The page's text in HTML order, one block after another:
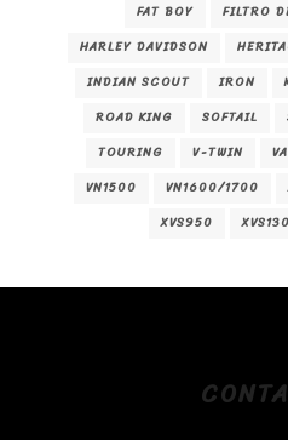
FAT BOY
FILTRO
HARLEY DAVIDSON
INDIAN SCOUT
IRON
ROAD KING
SOFTAIL
TOURING
V-TWIN
VN1500
VN1600/1700
XVS950